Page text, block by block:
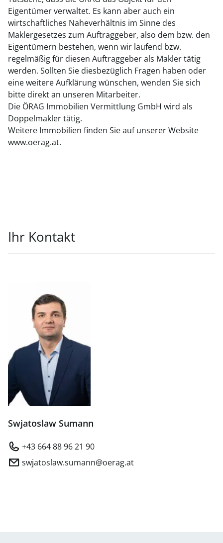
Eigentümer verwaltet. Es kann aber auch ein
wirtschaftliches Naheverhältnis im Sinne des
Maklergesetzes zum Auftraggeber, also dem bzw. den
Eigentümern bestehen, wenn wir laufend bzw.
regelmäßig für diesen Auftraggeber als Makler tätig
werden. Sollten Sie diesbezüglich Fragen haben oder
eine weitere Aufklärung wünschen, wenden Sie sich
bitte direkt an unseren Mitarbeiter.
Die ÖRAG Immobilien Vermittlung GmbH wird als
Doppelmakler tätig.
Weitere Immobilien finden Sie auf unserer Website
www.oerag.at.
Ihr Kontakt
Swjatoslaw Sumann
+43 664 88 96 21 90
swjatoslaw.sumann@oerag.at